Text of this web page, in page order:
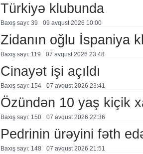
Türkiyə klubunda
Baxış sayı: 39 09 avqust 2026 10:00
Zidanın oğlu İspaniya
Baxış sayı: 119 07 avqust 2026 23:48
Cinayət işi açıldı
Baxış sayı: 154 07 avqust 2026 23:41
Özündən 10 yaş kiçik
Baxış sayı: 150 07 avqust 2026 22:36
Pedrinin ürəyini fəth
Baxış sayı: 148 07 avqust 2026 21:51